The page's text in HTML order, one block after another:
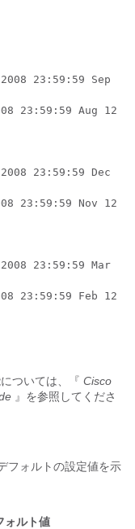
23:59:59 Sep
23:59:59 Aug 12
23:59:59 Dec
23:59:59 Nov 12
23:59:59 Mar
23:59:59 Feb 12
ついては、『 Cisco
』を参照してくださ
フォルトの設定値を示
ォルト値